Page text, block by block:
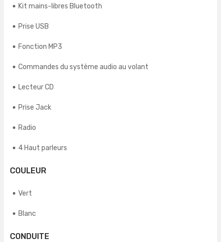
Kit mains-libres Bluetooth
Prise USB
Fonction MP3
Commandes du système audio au volant
Lecteur CD
Prise Jack
Radio
4 Haut parleurs
COULEUR
Vert
Blanc
CONDUITE